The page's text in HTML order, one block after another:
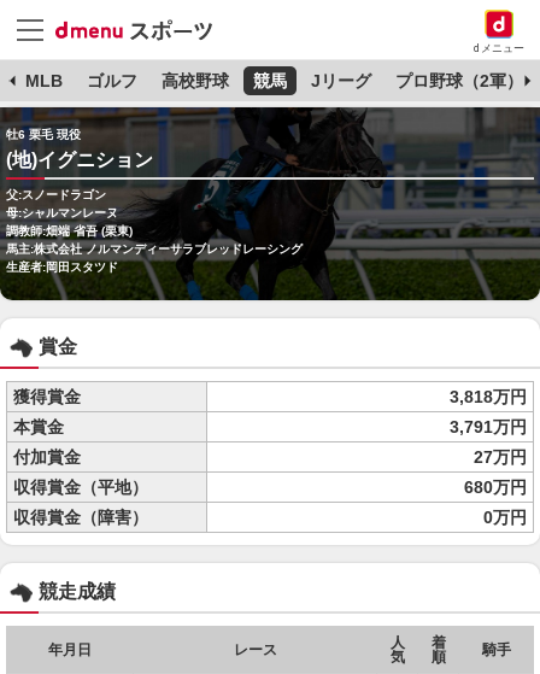
dメニュー
MLB ゴルフ 高校野球 競馬 Jリーグ プロ野球（2軍）
牡6 栗毛 現役
(地)イグニション
父:スノードラゴン
母:シャルマンレーヌ
調教師:畑端 省吾 (栗東)
馬主:株式会社 ノルマンディーサラブレッドレーシング
生産者:岡田スタツド
賞金
獲得賞金
3,818万円
本賞金
3,791万円
付加賞金
27万円
収得賞金（平地）
680万円
収得賞金（障害）
0万円
競走成績
年月日 レース
人
気
着
順
騎手